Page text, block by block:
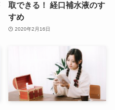
取できる！ 経口補水液のす
すめ
2020年2月16日